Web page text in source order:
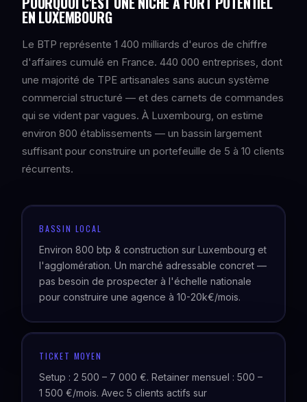
EN LUXEMBOURG
Le BTP représente 1 400 milliards d'euros de chiffre
d'affaires cumulé en France. 440 000 entreprises, dont
une majorité de TPE artisanales sans aucun système
commercial structuré — et des carnets de commandes
qui se vident par vagues. À Luxembourg, on estime
environ 800 établissements — un bassin largement
suffisant pour construire un portefeuille de 5 à 10 clients
récurrents.
BASSIN LOCAL
Environ 800 btp & construction sur Luxembourg et
l'agglomération. Un marché adressable concret —
pas besoin de prospecter à l'échelle nationale
pour construire une agence à 10-20k€/mois.
TICKET MOYEN
Setup : 2 500 – 7 000 €. Retainer mensuel : 500 –
1 500 €/mois. Avec 5 clients actifs sur